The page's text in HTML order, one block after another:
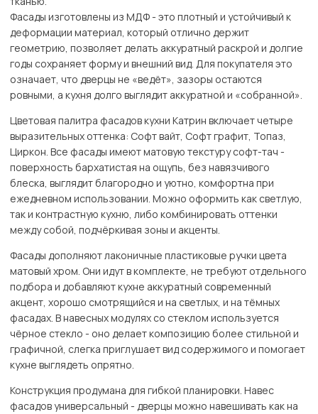
Фасады изготовлены из МДФ - это плотный и устойчивый к
деформации материал, который отлично держит
геометрию, позволяет делать аккуратный раскрой и долгие
годы сохраняет форму и внешний вид. Для покупателя это
означает, что дверцы не «ведёт», зазоры остаются
ровными, а кухня долго выглядит аккуратной и «собранной».
Цветовая палитра фасадов кухни Катрин включает четыре
выразительных оттенка: Софт вайт, Софт графит, Топаз,
Циркон. Все фасады имеют матовую текстуру софт-тач -
поверхность бархатистая на ощупь, без навязчивого
блеска, выглядит благородно и уютно, комфортна при
ежедневном использовании. Можно оформить как светлую,
так и контрастную кухню, либо комбинировать оттенки
между собой, подчёркивая зоны и акценты.
Фасады дополняют лаконичные пластиковые ручки цвета
матовый хром. Они идут в комплекте, не требуют отдельного
подбора и добавляют кухне аккуратный современный
акцент, хорошо смотрящийся и на светлых, и на тёмных
фасадах. В навесных модулях со стеклом используется
чёрное стекло - оно делает композицию более стильной и
графичной, слегка приглушает вид содержимого и помогает
кухне выглядеть опрятно.
Конструкция продумана для гибкой планировки. Навес
фасадов универсальный - дверцы можно навешивать как на